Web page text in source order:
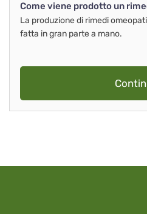
Come viene prodotto un
La produzione di rimedi
fatta in gran parte a mano.